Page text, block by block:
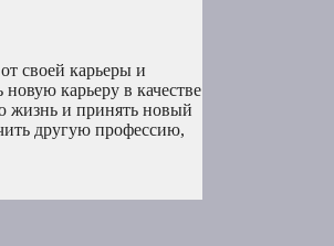
своей карьеры и
карьеру в качестве
жизнь и принять новый
другую профессию,